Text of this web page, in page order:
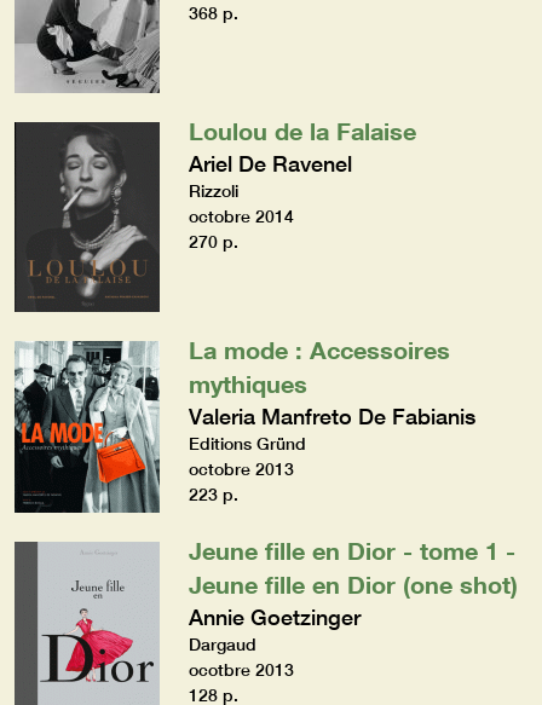
368 p.
Loulou de la Falaise
Ariel De Ravenel
Rizzoli
octobre 2014
270 p.
La mode : Accessoires
mythiques
Valeria Manfreto De Fabianis
Editions Gründ
octobre 2013
223 p.
Jeune fille en Dior - tome 1 -
Jeune fille en Dior (one shot)
Annie Goetzinger
Dargaud
ocotbre 2013
128 p.